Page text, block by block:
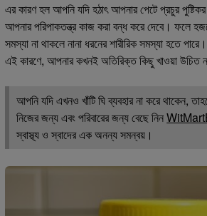
এর কারণ হল আপনি যদি হঠাৎ আপনার পেটে প্রচুর
আপনার পরিপাকতন্ত্র কাজ করা বন্ধ করে দেবে। ফলে
সমস্যা না থাকলে নানা ধরনের শারীরিক সমস্যা হতে
এই কারণে, আপনার কখনই অতিরিক্ত কিছু খাওয়া উচিত
আপনি যদি এখনও খাঁটি ঘি ব্যবহার না করে থাকেন,
নিজের জন্য এবং পরিবারের জন্য বেছে নিন
স্বাস্থ্য ও স্বাদের এক অনন্য সমন্বয়।